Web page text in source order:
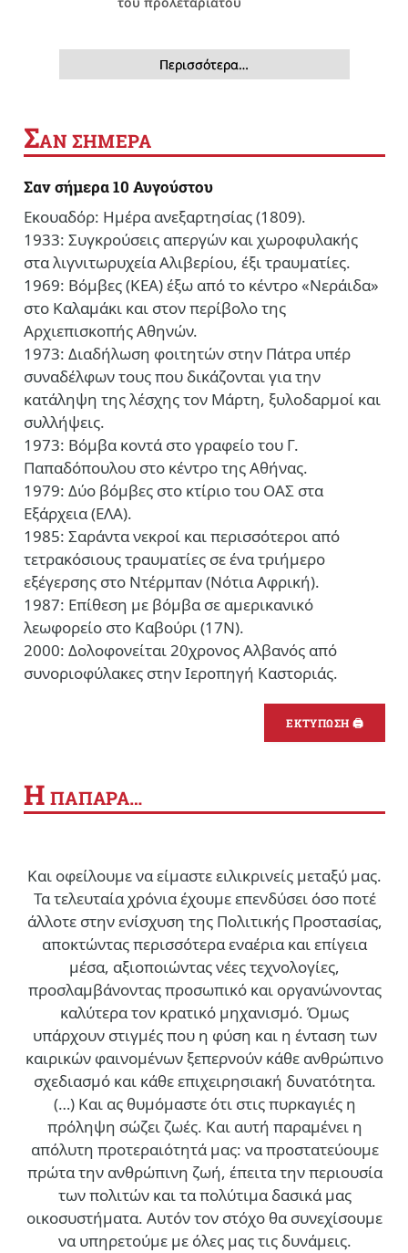
Περισσότερα…
ΣΑΝ ΣΗΜΕΡΑ
Σαν σήμερα 10 Αυγούστου
Εκουαδόρ: Ημέρα ανεξαρτησίας (1809).
1933: Συγκρούσεις απεργών και χωροφυλακής
στα λιγνιτωρυχεία Αλιβερίου, έξι τραυματίες.
1969: Βόμβες (ΚΕΑ) έξω από το κέντρο «Νεράιδα»
στο Καλαμάκι και στον περίβολο της
Αρχιεπισκοπής Αθηνών.
1973: Διαδήλωση φοιτητών στην Πάτρα υπέρ
συναδέλφων τους που δικάζονται για την
κατάληψη της λέσχης τον Μάρτη, ξυλοδαρμοί και
συλλήψεις.
1973: Βόμβα κοντά στο γραφείο του Γ.
Παπαδόπουλου στο κέντρο της Αθήνας.
1979: Δύο βόμβες στο κτίριο του ΟΑΣ στα
Εξάρχεια (ΕΛΑ).
1985: Σαράντα νεκροί και περισσότεροι από
τετρακόσιους τραυματίες σε ένα τριήμερο
εξέγερσης στο Ντέρμπαν (Νότια Αφρική).
1987: Επίθεση με βόμβα σε αμερικανικό
λεωφορείο στο Καβούρι (17Ν).
2000: Δολοφονείται 20χρονος Αλβανός από
συνοριοφύλακες στην Ιεροπηγή Καστοριάς.
ΕΚΤΥΠΩΣΗ 🖨
Η ΠΑΠΑΡΑ…
Και οφείλουμε να είμαστε ειλικρινείς μεταξύ μας.
Τα τελευταία χρόνια έχουμε επενδύσει όσο ποτέ
άλλοτε στην ενίσχυση της Πολιτικής Προστασίας,
αποκτώντας περισσότερα εναέρια και επίγεια
μέσα, αξιοποιώντας νέες τεχνολογίες,
προσλαμβάνοντας προσωπικό και οργανώνοντας
καλύτερα τον κρατικό μηχανισμό. Όμως
υπάρχουν στιγμές που η φύση και η ένταση των
καιρικών φαινομένων ξεπερνούν κάθε ανθρώπινο
σχεδιασμό και κάθε επιχειρησιακή δυνατότητα.
(…) Και ας θυμόμαστε ότι στις πυρκαγιές η
πρόληψη σώζει ζωές. Και αυτή παραμένει η
απόλυτη προτεραιότητά μας: να προστατεύουμε
πρώτα την ανθρώπινη ζωή, έπειτα την περιουσία
των πολιτών και τα πολύτιμα δασικά μας
οικοσυστήματα. Αυτόν τον στόχο θα συνεχίσουμε
να υπηρετούμε με όλες μας τις δυνάμεις.